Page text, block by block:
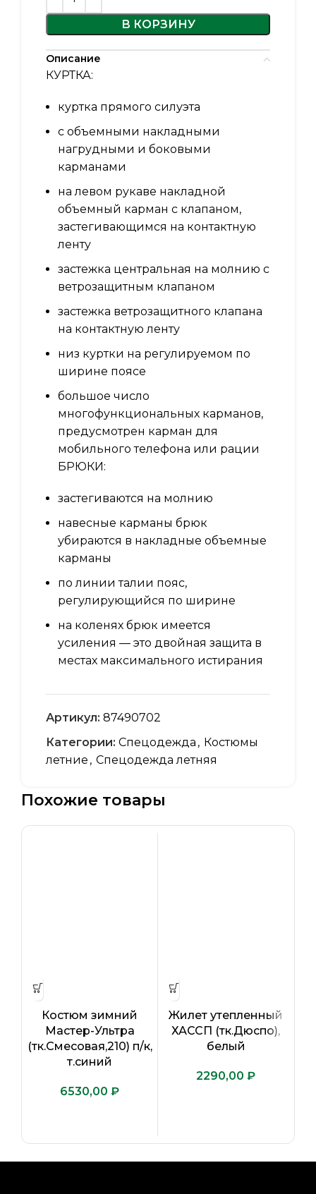
В КОРЗИНУ
Описание
КУРТКА:
куртка прямого силуэта
с объемными накладными
нагрудными и боковыми
карманами
на левом рукаве накладной
объемный карман с клапаном,
застегивающимся на контактную
ленту
застежка центральная на молнию с
ветрозащитным клапаном
застежка ветрозащитного клапана
на контактную ленту
низ куртки на регулируемом по
ширине поясе
большое число
многофункциональных карманов,
предусмотрен карман для
мобильного телефона или рации
БРЮКИ:
застегиваются на молнию
навесные карманы брюк
убираются в накладные объемные
карманы
по линии талии пояс,
регулирующийся по ширине
на коленях брюк имеется
усиления — это двойная защита в
местах максимального истирания
Артикул: 87490702
Категории: Спецодежда , Костюмы
летние , Спецодежда летняя
Похожие товары
Костюм зимний
Мастер-Ультра
(тк.Смесовая,210) п/к,
т.синий
₽
Жилет утепленный
ХАССП (тк.Дюспо),
белый
₽